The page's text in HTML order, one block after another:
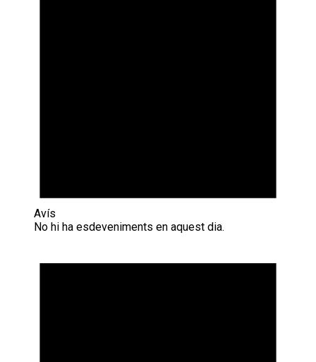
Avís
No hi ha esdeveniments en aquest dia.